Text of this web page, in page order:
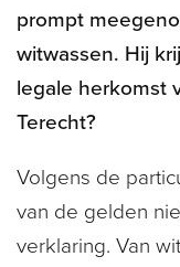
prompt
witwassen. Hij
legale herkomst
Terecht?
Volgens de
van de gelden
verklaring. Van